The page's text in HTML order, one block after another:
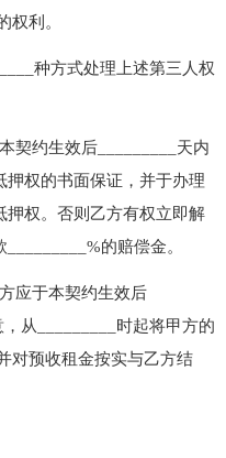
利。
种方式处理上述第三人权
约生效后_________天内
权的书面保证，并于办理
押权。否则乙方有权立即解
的赔偿金。
应于本契约生效后
从_________时起将甲方的
对预收租金按实与乙方结